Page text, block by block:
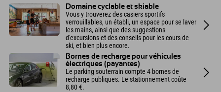
Domaine cyclable et skiable
Vous y trouverez des casiers sportifs
verrouillables, un établi, un espace pour se laver
les mains, ainsi que des suggestions
d'excursions et des conseils pour les cours de
ski, et bien plus encore.
Bornes de recharge pour véhicules
électriques (payantes)
Le parking souterrain compte 4 bornes de
recharge publiques. Le stationnement coûte
8,80 €.